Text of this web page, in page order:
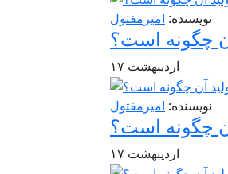
مفتول نویسنده: امیر
چگونه است؟
۱۷ اردیبهشت
مفتول نویسنده: امیر
چگونه است؟
۱۷ اردیبهشت